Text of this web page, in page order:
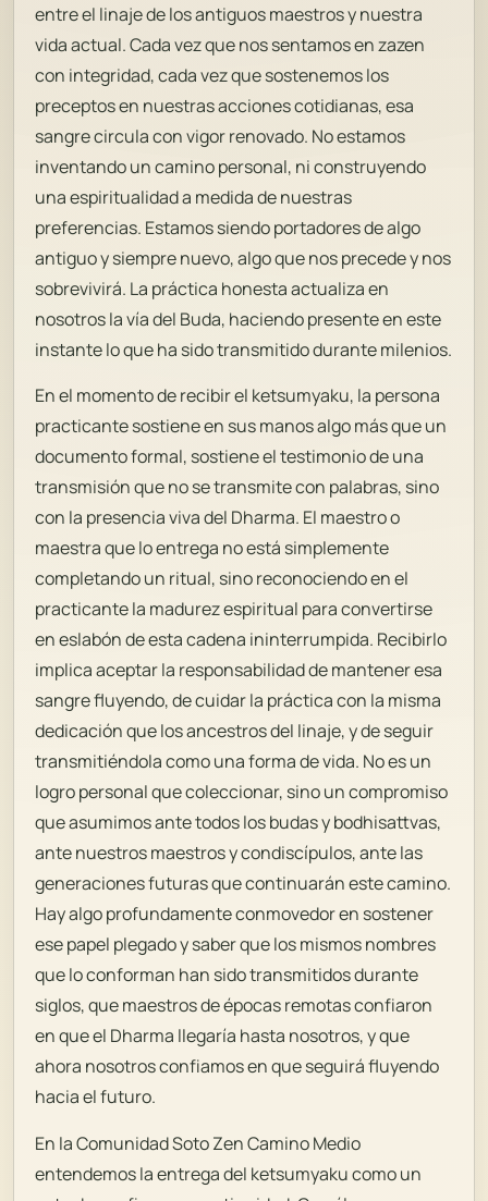
entre el linaje de los antiguos maestros y nuestra
vida actual. Cada vez que nos sentamos en zazen
con integridad, cada vez que sostenemos los
preceptos en nuestras acciones cotidianas, esa
sangre circula con vigor renovado. No estamos
inventando un camino personal, ni construyendo
una espiritualidad a medida de nuestras
preferencias. Estamos siendo portadores de algo
antiguo y siempre nuevo, algo que nos precede y nos
sobrevivirá. La práctica honesta actualiza en
nosotros la vía del Buda, haciendo presente en este
instante lo que ha sido transmitido durante milenios.
En el momento de recibir el ketsumyaku, la persona
practicante sostiene en sus manos algo más que un
documento formal, sostiene el testimonio de una
transmisión que no se transmite con palabras, sino
con la presencia viva del Dharma. El maestro o
maestra que lo entrega no está simplemente
completando un ritual, sino reconociendo en el
practicante la madurez espiritual para convertirse
en eslabón de esta cadena ininterrumpida. Recibirlo
implica aceptar la responsabilidad de mantener esa
sangre fluyendo, de cuidar la práctica con la misma
dedicación que los ancestros del linaje, y de seguir
transmitiéndola como una forma de vida. No es un
logro personal que coleccionar, sino un compromiso
que asumimos ante todos los budas y bodhisattvas,
ante nuestros maestros y condiscípulos, ante las
generaciones futuras que continuarán este camino.
Hay algo profundamente conmovedor en sostener
ese papel plegado y saber que los mismos nombres
que lo conforman han sido transmitidos durante
siglos, que maestros de épocas remotas confiaron
en que el Dharma llegaría hasta nosotros, y que
ahora nosotros confiamos en que seguirá fluyendo
hacia el futuro.
En la Comunidad Soto Zen Camino Medio
entendemos la entrega del ketsumyaku como un